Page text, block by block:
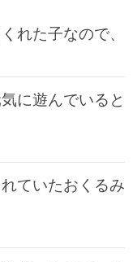
れた子なので、
に遊んでいると
ていたおくるみ